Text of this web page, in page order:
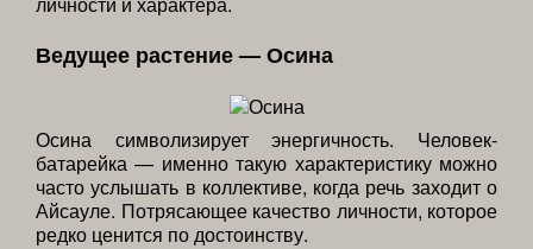
Ведущее растение — Осина
Осина символизирует энергичность. Человек-
батарейка — именно такую характеристику можно
часто услышать в коллективе, когда речь заходит о
Айсауле. Потрясающее качество личности, которое
редко ценится по достоинству.